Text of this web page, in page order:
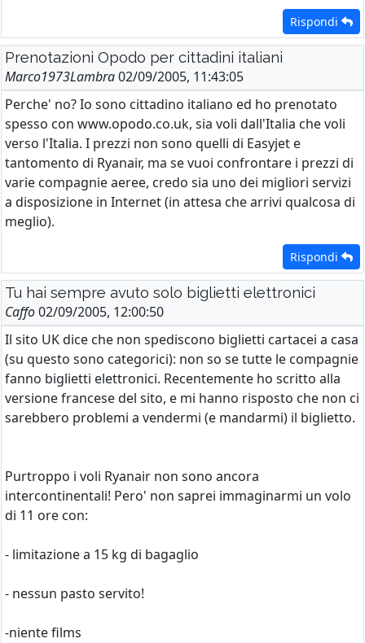
Rispondi
Prenotazioni Opodo per cittadini italiani
Marco1973Lambra02/09/2005, 11:43:05
Perche' no? Io sono cittadino italiano ed ho prenotato
spesso con www.opodo.co.uk, sia voli dall'Italia che voli
verso l'Italia. I prezzi non sono quelli di Easyjet e
tantomento di Ryanair, ma se vuoi confrontare i prezzi di
varie compagnie aeree, credo sia uno dei migliori servizi
a disposizione in Internet (in attesa che arrivi qualcosa di
meglio).
Rispondi
Tu hai sempre avuto solo biglietti elettronici
Caffo02/09/2005, 12:00:50
Il sito UK dice che non spediscono biglietti cartacei a casa
(su questo sono categorici): non so se tutte le compagnie
fanno biglietti elettronici. Recentemente ho scritto alla
versione francese del sito, e mi hanno risposto che non ci
sarebbero problemi a vendermi (e mandarmi) il biglietto.
Purtroppo i voli Ryanair non sono ancora
intercontinentali! Pero' non saprei immaginarmi un volo
di 11 ore con:
- limitazione a 15 kg di bagaglio
- nessun pasto servito!
-niente films